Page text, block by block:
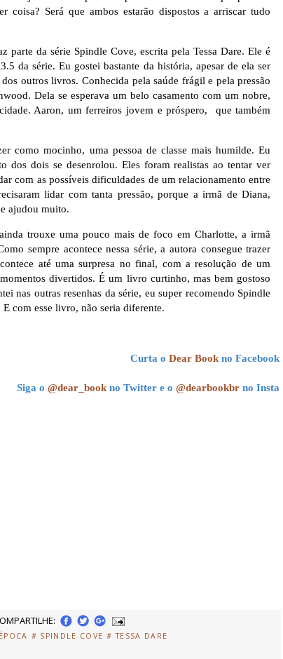
coisa? Será que ambos estarão dispostos a arriscar tudo
parte da série Spindle Cove, escrita pela Tessa Dare. Ele é
da série. Eu gostei bastante da história, apesar de ela ser
outros livros. Conhecida pela saúde frágil e pela pressão
Dela se esperava um belo casamento com um nobre,
Aaron, um ferreiros jovem e próspero, que também
como mocinho, uma pessoa de classe mais humilde. Eu
dos dois se desenrolou. Eles foram realistas ao tentar ver
com as possíveis dificuldades de um relacionamento entre
lidar com tanta pressão, porque a irmã de Diana,
ajudou muito.
trouxe uma pouco mais de foco em Charlotte, a irmã
sempre acontece nessa série, a autora consegue trazer
até uma surpresa no final, com a resolução de um
divertidos. É um livro curtinho, mas bem gostoso
nas outras resenhas da série, eu super recomendo Spindle
com esse livro, não seria diferente.
Curta oDear Book no Facebook
Siga o@dear_book no Twitter e o@dearbookbr no Insta
# SPINDLE COVE # TESSA DARE